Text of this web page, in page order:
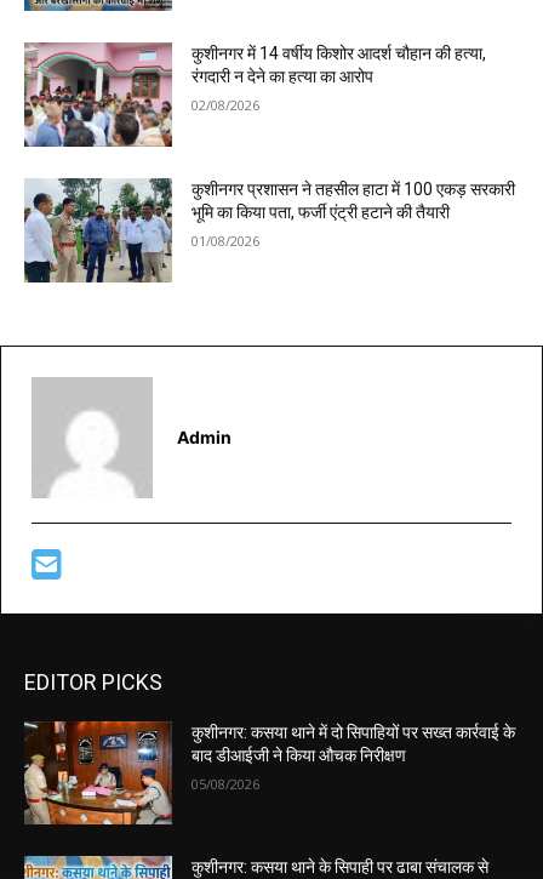
कुशीनगर में 14 वर्षीय किशोर आदर्श चौहान की हत्या,
रंगदारी न देने का हत्या का आरोप
02/08/2026
कुशीनगर प्रशासन ने तहसील हाटा में 100 एकड़ सरकारी
भूमि का किया पता, फर्जी एंट्री हटाने की तैयारी
01/08/2026
Admin
EDITOR PICKS
कुशीनगर: कसया थाने में दो सिपाहियों पर सख्त कार्रवाई के
बाद डीआईजी ने किया औचक निरीक्षण
05/08/2026
कुशीनगर: कसया थाने के सिपाही पर ढाबा संचालक से